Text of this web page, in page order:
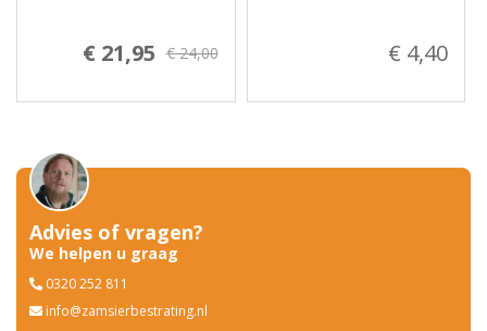
€ 21,95 € 24,00 € 4,40
Advies of vragen?
We helpen u graag
0320 252 811
info@zamsierbestrating.nl